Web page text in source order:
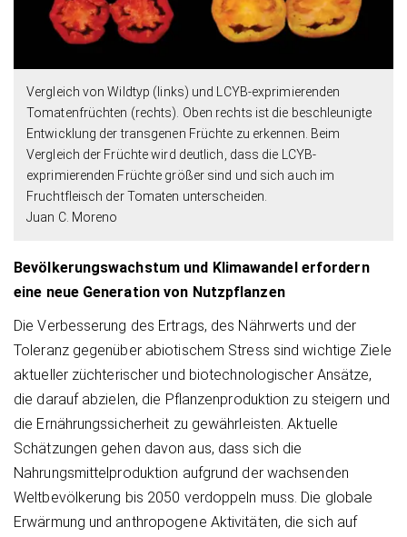
Vergleich von Wildtyp (links) und LCYB-exprimierenden
Tomatenfrüchten (rechts). Oben rechts ist die beschleunigte
Entwicklung der transgenen Früchte zu erkennen. Beim
Vergleich der Früchte wird deutlich, dass die LCYB-
exprimierenden Früchte größer sind und sich auch im
Fruchtfleisch der Tomaten unterscheiden.
Juan C. Moreno
Bevölkerungswachstum und Klimawandel erfordern
eine neue Generation von Nutzpflanzen
Die Verbesserung des Ertrags, des Nährwerts und der
Toleranz gegenüber abiotischem Stress sind wichtige Ziele
aktueller züchterischer und biotechnologischer Ansätze,
die darauf abzielen, die Pflanzenproduktion zu steigern und
die Ernährungssicherheit zu gewährleisten. Aktuelle
Schätzungen gehen davon aus, dass sich die
Nahrungsmittelproduktion aufgrund der wachsenden
Weltbevölkerung bis 2050 verdoppeln muss. Die globale
Erwärmung und anthropogene Aktivitäten, die sich auf